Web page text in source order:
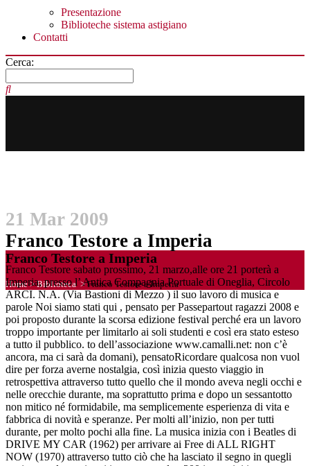
Presentazione
Biblioteche sistema astigiano
Contatti
Cerca:
Franco Testore a Imperia
Home>Biblioteca >Franco Testore a Imperia
21 Mar 2009
Franco Testore a Imperia
Franco Testore sabato prossimo, 21 marzo,alle ore 21 porterà a
Imperia, presso l’ Antica Compagnia Portuale di Oneglia, Circolo
ARCI. N.A. (Via Bastioni di Mezzo ) il suo lavoro di musica e
parole Noi siamo stati qui , pensato per Passepartout ragazzi 2008 e
poi proposto durante la scorsa edizione festival perché era un lavoro
troppo importante per limitarlo ai soli studenti e così era stato esteso
a tutto il pubblico. to dell’associazione www.camalli.net: non c’è
ancora, ma ci sarà da domani), pensatoRicordare qualcosa non vuol
dire per forza averne nostalgia, così inizia questo viaggio in
retrospettiva attraverso tutto quello che il mondo aveva negli occhi e
nelle orecchie durante, ma soprattutto prima e dopo un sessantotto
non mitico né formidabile, ma semplicemente esperienza di vita e
fabbrica di novità e speranze. Per molti all’inizio, non per tutti
durante, per molto pochi alla fine. La musica inizia con i Beatles di
DRIVE MY CAR (1962) per arrivare ai Free di ALL RIGHT
NOW (1970) attraverso tutto ciò che ha lasciato il segno in quegli